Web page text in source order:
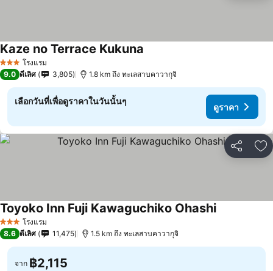
3 ดาว โรงแรม
Kaze no Terrace Kukuna
9.0 ดีเลิศ 3,805 1.8 km ถึง ทะเลสาบคาวากุจิ
เลือกวันที่เพื่อดูราคาในวันนั้นๆ
ดูราคา
แชร์ เ
3 ดาว โรงแรม
Toyoko Inn Fuji Kawaguchiko Ohashiดูราคา
8.6 ดีเลิศ 11,475 1.5 km ถึง ทะเลสาบคาวากุจิ
จาก ฿2,115